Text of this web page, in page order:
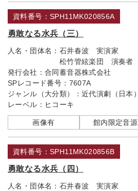
資料番号：SPH11MK020856A
勇敢なる水兵（三）
人名・団体名： 石井春波 実演家
松竹管絃楽団 演奏者
発行会社： 合同蓄音器株式会社
SPレコード番号： 7607A
ジャンル（大分類）： 近代演劇（日本）
レーベル： ヒコーキ
画像有 館内限定音源
資料番号：SPH11MK020856B
勇敢なる水兵（四）
人名・団体名： 石井春波 実演家